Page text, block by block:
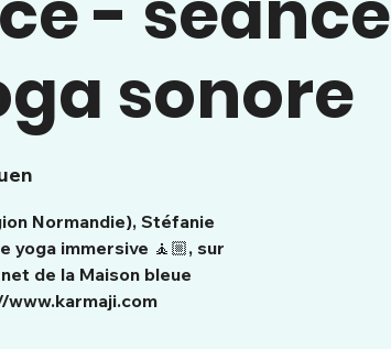
sonore
Normandie), Stéfanie
yoga immersive 🧘🏼, sur
de la Maison bleue